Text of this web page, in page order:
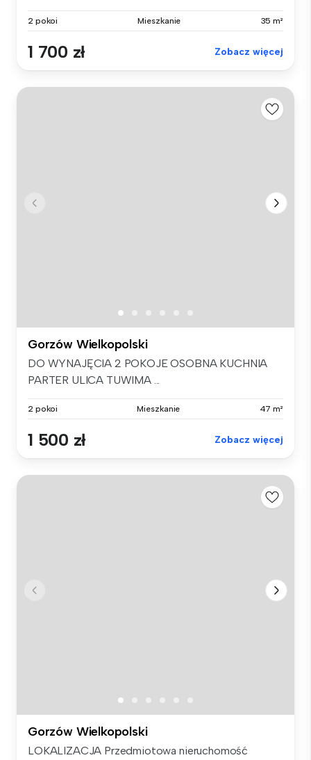
2 pokoi Mieszkanie 35 m²
1 700 zł Zobacz więcej
Gorzów Wielkopolski
DO WYNAJĘCIA 2 POKOJE OSOBNA KUCHNIA
PARTER ULICA TUWIMA ...
2 pokoi Mieszkanie 47 m²
1 500 zł Zobacz więcej
Gorzów Wielkopolski
LOKALIZACJA Przedmiotowa nieruchomość